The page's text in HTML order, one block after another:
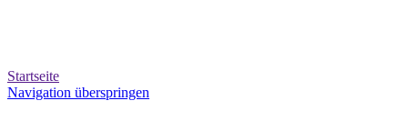
Startseite
Navigation überspringen